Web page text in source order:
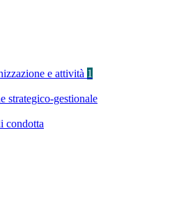
e attività 1
strategico-gestionale
condotta